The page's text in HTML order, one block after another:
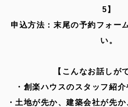
5】
申込方法：末尾の予約フォー
い。
【こんなお話しが
・創楽ハウスのスタッフ紹
・土地が先か、建築会社が先